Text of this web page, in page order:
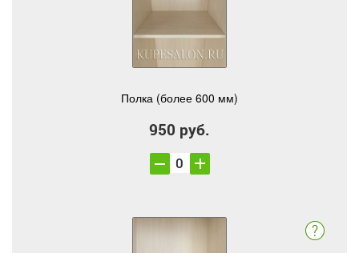
Полка (более 600 мм)
950 руб.